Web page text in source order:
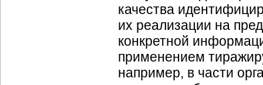
качества
их реализации на
конкретной
применением
например, в части